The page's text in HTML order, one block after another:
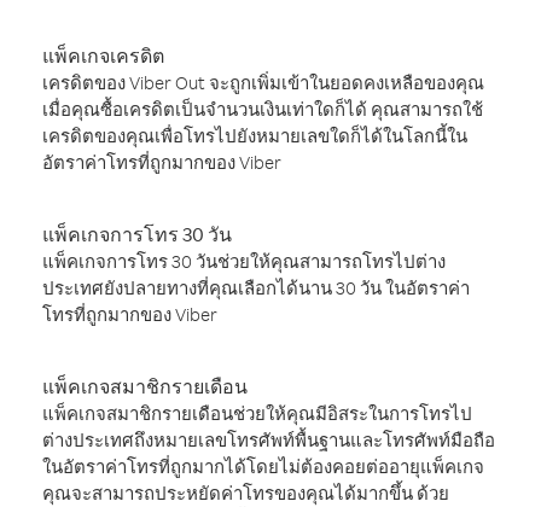
แพ็คเกจเครดิต
เครดิตของ Viber Out จะถูกเพิ่มเข้าในยอดคงเหลือของคุณ
เมื่อคุณซื้อเครดิตเป็นจำนวนเงินเท่าใดก็ได้ คุณสามารถใช้
เครดิตของคุณเพื่อโทรไปยังหมายเลขใดก็ได้ในโลกนี้ใน
อัตราค่าโทรที่ถูกมากของ Viber
แพ็คเกจการโทร 30 วัน
แพ็คเกจการโทร 30 วันช่วยให้คุณสามารถโทรไปต่าง
ประเทศยังปลายทางที่คุณเลือกได้นาน 30 วัน ในอัตราค่า
โทรที่ถูกมากของ Viber
แพ็คเกจสมาชิกรายเดือน
แพ็คเกจสมาชิกรายเดือนช่วยให้คุณมีอิสระในการโทรไป
ต่างประเทศถึงหมายเลขโทรศัพท์พื้นฐานและโทรศัพท์มือถือ
ในอัตราค่าโทรที่ถูกมากได้โดยไม่ต้องคอยต่ออายุแพ็คเกจ
คุณจะสามารถประหยัดค่าโทรของคุณได้มากขึ้น ด้วย